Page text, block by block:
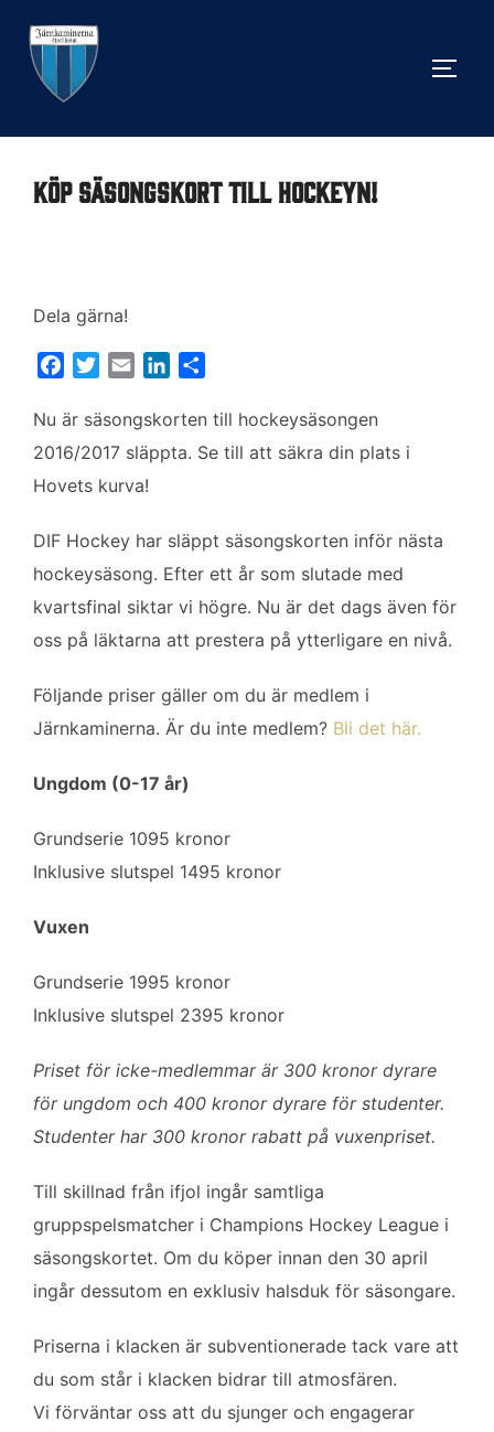
innehåll
Köp säsongskort till hockeyn!
Dela gärna!
c
e
o
k
i
t
e
a
i
n
k
n
l
a
Nu är säsongskorten till hockeysäsongen
2016/2017 släppta. Se till att säkra din plats i
Hovets kurva!
DIF Hockey har släppt säsongskorten inför nästa
hockeysäsong. Efter ett år som slutade med
kvartsfinal siktar vi högre. Nu är det dags även för
oss på läktarna att prestera på ytterligare en nivå.
Följande priser gäller om du är medlem i
Järnkaminerna. Är du inte medlem? Bli det här.
Ungdom (0-17 år)
Grundserie 1095 kronor
Inklusive slutspel 1495 kronor
Vuxen
Grundserie 1995 kronor
Inklusive slutspel 2395 kronor
Priset för icke-medlemmar är 300 kronor dyrare
för ungdom och 400 kronor dyrare för studenter.
Studenter har 300 kronor rabatt på vuxenpriset.
Till skillnad från ifjol ingår samtliga
gruppspelsmatcher i Champions Hockey League i
säsongskortet. Om du köper innan den 30 april
ingår dessutom en exklusiv halsduk för säsongare.
Priserna i klacken är subventionerade tack vare att
du som står i klacken bidrar till atmosfären.
Vi förväntar oss att du sjunger och engagerar